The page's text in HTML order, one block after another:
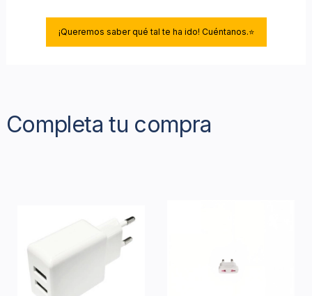
¡Queremos saber qué tal te ha ido! Cuéntanos.⭐
Completa tu compra